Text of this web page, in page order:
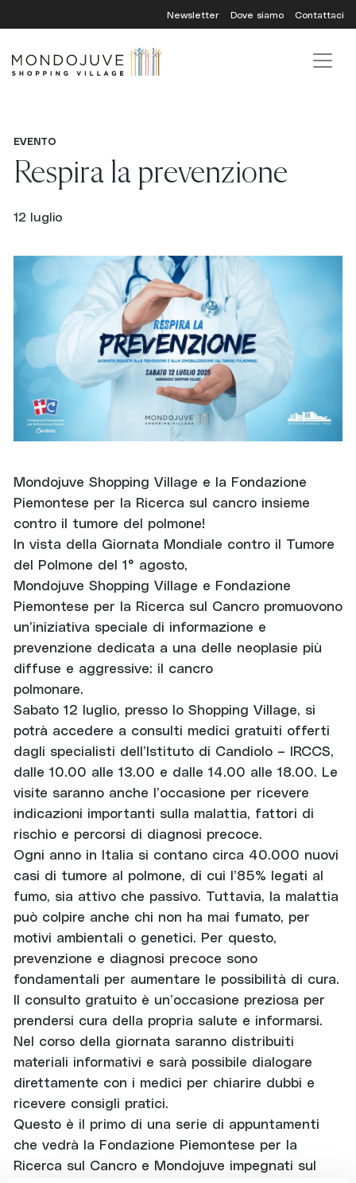
to
Newsletter Dove siamo Contattaci
EVENTO
Respira la prevenzione
12 luglio
Mondojuve Shopping Village e la Fondazione
Piemontese per la Ricerca sul cancro insieme
contro il tumore del polmone!
In vista della Giornata Mondiale contro il Tumore
del Polmone del 1° agosto,
Mondojuve Shopping Village e Fondazione
Piemontese per la Ricerca sul Cancro promuovono
un’iniziativa speciale di informazione e
prevenzione dedicata a una delle neoplasie più
diffuse e aggressive: il cancro
polmonare.
Sabato 12 luglio, presso lo Shopping Village, si
potrà accedere a consulti medici gratuiti offerti
dagli specialisti dell’Istituto di Candiolo – IRCCS,
dalle 10.00 alle 13.00 e dalle 14.00 alle 18.00. Le
visite saranno anche l’occasione per ricevere
indicazioni importanti sulla malattia, fattori di
rischio e percorsi di diagnosi precoce.
Ogni anno in Italia si contano circa 40.000 nuovi
casi di tumore al polmone, di cui l’85% legati al
fumo, sia attivo che passivo. Tuttavia, la malattia
può colpire anche chi non ha mai fumato, per
motivi ambientali o genetici. Per questo,
prevenzione e diagnosi precoce sono
fondamentali per aumentare le possibilità di cura.
Il consulto gratuito è un’occasione preziosa per
prendersi cura della propria salute e informarsi.
Nel corso della giornata saranno distribuiti
materiali informativi e sarà possibile dialogare
direttamente con i medici per chiarire dubbi e
ricevere consigli pratici.
Questo è il primo di una serie di appuntamenti
che vedrà la Fondazione Piemontese per la
Ricerca sul Cancro e Mondojuve impegnati sul